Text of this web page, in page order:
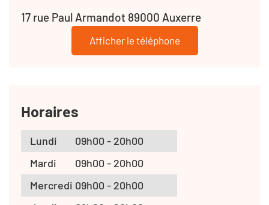
17 rue Paul Armandot 89000 Auxerre
Afficher le téléphone
Horaires
Lundi
09h00 - 20h00
Mardi
09h00 - 20h00
Mercredi 09h00 - 20h00